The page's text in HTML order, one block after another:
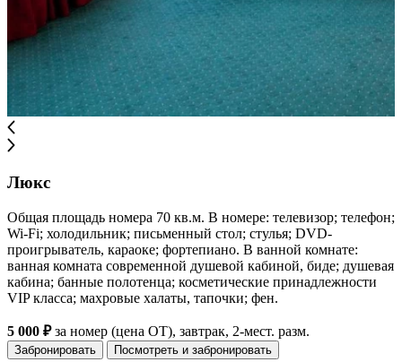
Люкс
Общая площадь номера 70 кв.м. В номере: телевизор; телефон;
Wi-Fi; холодильник; письменный стол; стулья; DVD-
проигрыватель, караоке; фортепиано. В ванной комнате:
ванная комната современной душевой кабиной, биде; душевая
кабина; банные полотенца; косметические принадлежности
VIP класса; махровые халаты, тапочки; фен.
5 000 ₽за номер (цена ОТ), завтрак, 2-мест. разм.
Забронировать Посмотреть и забронировать